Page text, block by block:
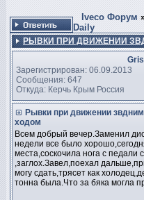
Iveco Форум
Daily
РЫВКИ ПРИ ДВИЖЕНИИ
Зарегистрирован: 06.09.2013
Сообщения: 647
Откуда: Керчь Крым Россия
Рывки при движении звдним
ходом
Всем добрый вечер.Заменил
недели все было
места,соскочила нога с педали
,заглох.Завел,поехал
могу сдать,трясет как
тонна была.Что за бяка могла